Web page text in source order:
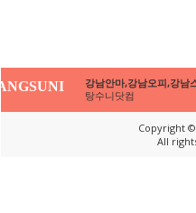
강남안마,강남오피,강남
탕수니닷컴
Copyright
All